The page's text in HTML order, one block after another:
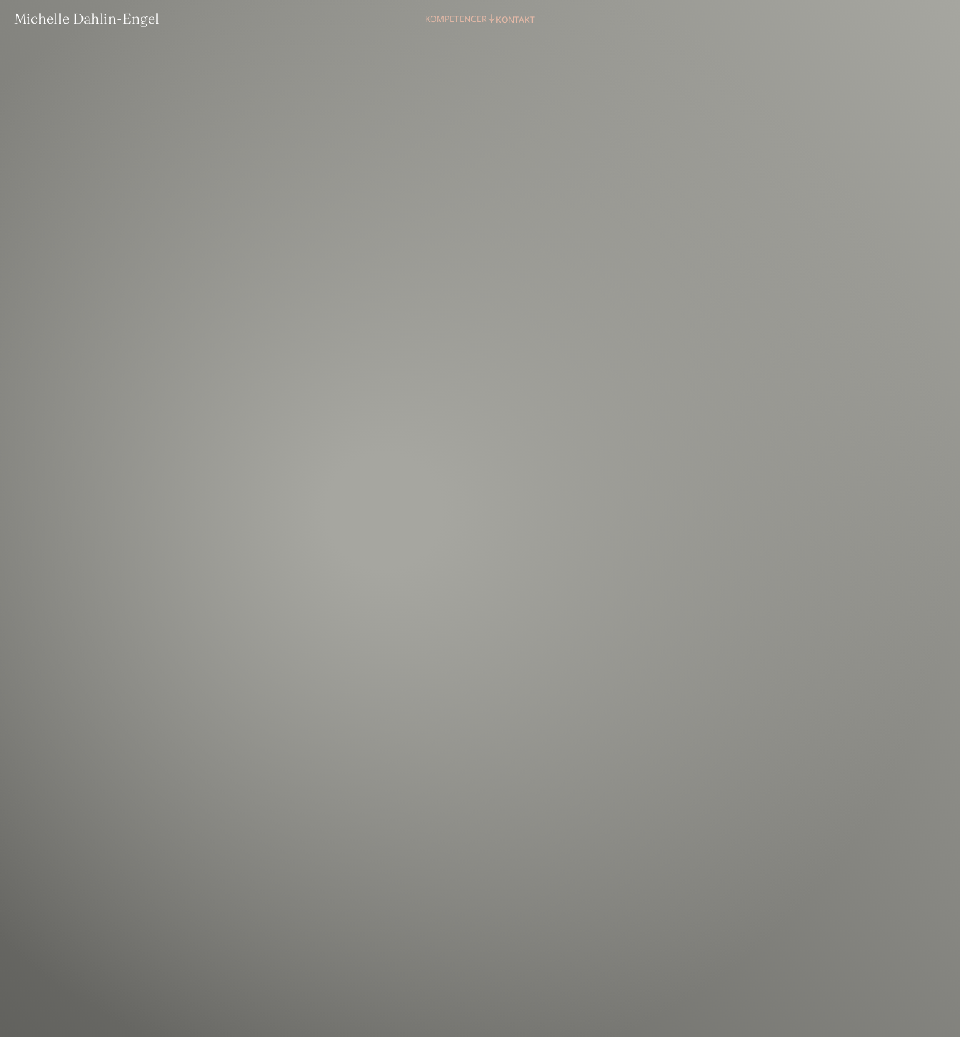
Michelle Dahlin-Engel KOMPETENCER KONTAKT